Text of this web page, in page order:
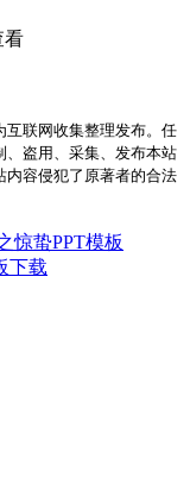
看
互联网收集整理发布。任
、盗用、采集、发布本站
内容侵犯了原著者的合法
惊蛰PPT模板
下载